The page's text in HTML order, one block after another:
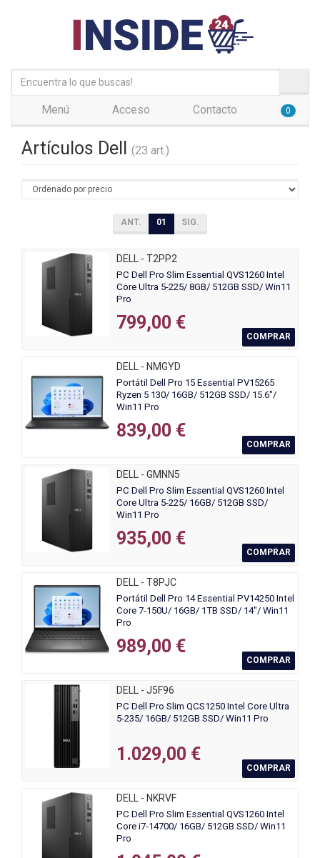
Menú Acceso Contacto 0
Artículos Dell (23 art.)
ANT. 01 SIG.
DELL - T2PP2
PC Dell Pro Slim Essential QVS1260 Intel
Core Ultra 5-225/ 8GB/ 512GB SSD/ Win11
Pro
799,00 €
COMPRAR
DELL - NMGYD
Portátil Dell Pro 15 Essential PV15265
Ryzen 5 130/ 16GB/ 512GB SSD/ 15.6"/
Win11 Pro
839,00 €
COMPRAR
DELL - GMNN5
PC Dell Pro Slim Essential QVS1260 Intel
Core Ultra 5-225/ 16GB/ 512GB SSD/
Win11 Pro
935,00 €
COMPRAR
DELL - T8PJC
Portátil Dell Pro 14 Essential PV14250 Intel
Core 7-150U/ 16GB/ 1TB SSD/ 14"/ Win11
Pro
989,00 €
COMPRAR
DELL - J5F96
PC Dell Pro Slim QCS1250 Intel Core Ultra
5-235/ 16GB/ 512GB SSD/ Win11 Pro
1.029,00 €
COMPRAR
DELL - NKRVF
PC Dell Pro Slim Essential QVS1260 Intel
Core i7-14700/ 16GB/ 512GB SSD/ Win11
Pro